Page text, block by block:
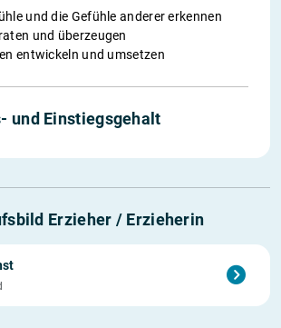
und die Gefühle anderer erkennen
und überzeugen
entwickeln und umsetzen
und Einstiegs­gehalt
Erzieher / Erzieherin